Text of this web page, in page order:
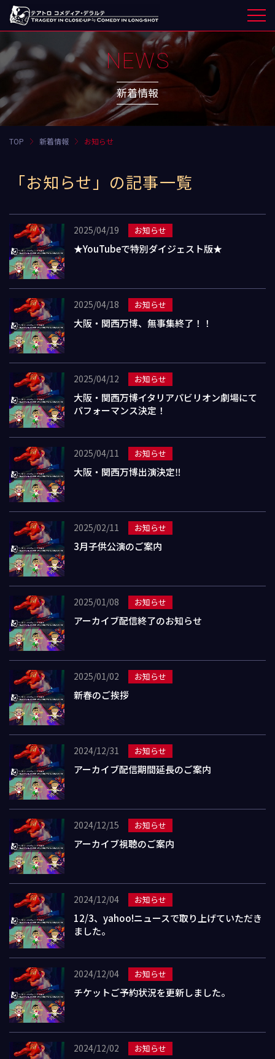
NEWS
新着情報
TOP 新着情報 お知らせ
「お知らせ」の記事一覧
2025/04/19 お知らせ
★YouTubeで特別ダイジェスト版★
2025/04/18 お知らせ
大阪・関西万博、無事集終了！！
2025/04/12 お知らせ
大阪・関西万博イタリアパビリオン劇場にて
パフォーマンス決定！
2025/04/11 お知らせ
大阪・関西万博出演決定‼️
2025/02/11 お知らせ
3月子供公演のご案内
2025/01/08 お知らせ
アーカイブ配信終了のお知らせ
2025/01/02 お知らせ
新春のご挨拶
2024/12/31 お知らせ
アーカイブ配信期間延長のご案内
2024/12/15 お知らせ
アーカイブ視聴のご案内
2024/12/04 お知らせ
12/3、yahoo!ニュースで取り上げていただき
ました。
2024/12/04 お知らせ
チケットご予約状況を更新しました。
2024/12/02 お知らせ